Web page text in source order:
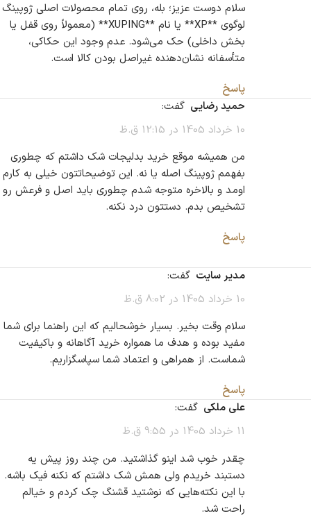
سلام دوست عزیز؛ بله، روی تمام محصولات اصلی ژوپینگ
لوگوی **XP** یا نام **XUPING** (معمولاً روی قفل یا
بخش داخلی) حک می‌شود. عدم وجود این حکاکی،
متأسفانه نشان‌دهنده غیراصل بودن کالا است.
پاسخ
حمید رضایی گفت:
10 خرداد 1405 در 12:15 ق.ظ
من همیشه موقع خرید بدلیجات شک داشتم که چطوری
بفهمم ژوپینگ اصله یا نه. این توضیحاتتون خیلی به کارم
اومد و بالاخره متوجه شدم چطوری باید اصل و فرعش رو
تشخیص بدم. دستتون درد نکنه.
پاسخ
مدیر سایت گفت:
10 خرداد 1405 در 8:02 ق.ظ
سلام وقت بخیر. بسیار خوشحالیم که این راهنما برای شما
مفید بوده و هدف ما همواره خرید آگاهانه و باکیفیت
شماست. از همراهی و اعتماد شما سپاسگزاریم.
پاسخ
علی ملکی گفت:
11 خرداد 1405 در 9:55 ق.ظ
چقدر خوب شد اینو گذاشتید. من چند روز پیش یه
دستبند خریدم ولی همش شک داشتم که نکنه فیک باشه.
با این نکته‌هایی که نوشتید قشنگ چک کردم و خیالم
راحت شد.